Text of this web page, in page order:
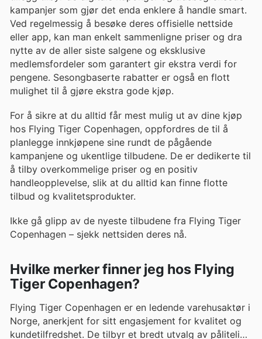
kampanjer som gjør det enda enklere å handle smart.
Ved regelmessig å besøke deres offisielle nettside
eller app, kan man enkelt sammenligne priser og dra
nytte av de aller siste salgene og eksklusive
medlemsfordeler som garantert gir ekstra verdi for
pengene. Sesongbaserte rabatter er også en flott
mulighet til å gjøre ekstra gode kjøp.
For å sikre at du alltid får mest mulig ut av dine kjøp
hos Flying Tiger Copenhagen, oppfordres de til å
planlegge innkjøpene sine rundt de pågående
kampanjene og ukentlige tilbudene. De er dedikerte til
å tilby overkommelige priser og en positiv
handleopplevelse, slik at du alltid kan finne flotte
tilbud og kvalitetsprodukter.
Ikke gå glipp av de nyeste tilbudene fra Flying Tiger
Copenhagen – sjekk nettsiden deres nå.
Hvilke merker finner jeg hos Flying
Tiger Copenhagen?
Flying Tiger Copenhagen er en ledende varehusaktør i
Norge, anerkjent for sitt engasjement for kvalitet og
kundetilfredshet. De tilbyr et bredt utvalg av pålitelige